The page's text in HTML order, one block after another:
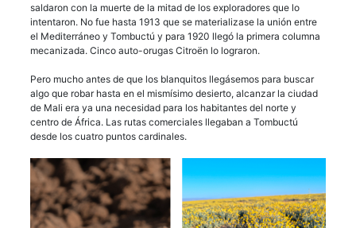
saldaron con la muerte de la mitad de los exploradores que lo
intentaron. No fue hasta 1913 que se materializase la unión entre
el Mediterráneo y Tombuctú y para 1920 llegó la primera columna
mecanizada. Cinco auto-orugas Citroën lo lograron.
Pero mucho antes de que los blanquitos llegásemos para buscar
algo que robar hasta en el mismísimo desierto, alcanzar la ciudad
de Mali era ya una necesidad para los habitantes del norte y
centro de África. Las rutas comerciales llegaban a Tombuctú
desde los cuatro puntos cardinales.